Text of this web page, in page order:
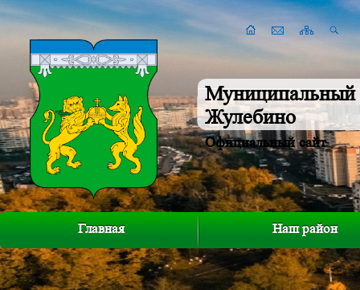
Муниципальный
Жулебино
Официальный сайт
Главная Наш район